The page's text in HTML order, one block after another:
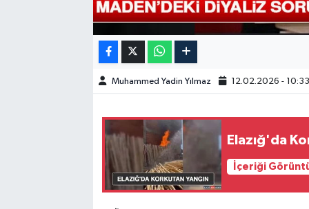
Muhammed Yadin Yılmaz 12.02.2026 -
Elazığ'da
İçeriği
TEKNOLOJİ